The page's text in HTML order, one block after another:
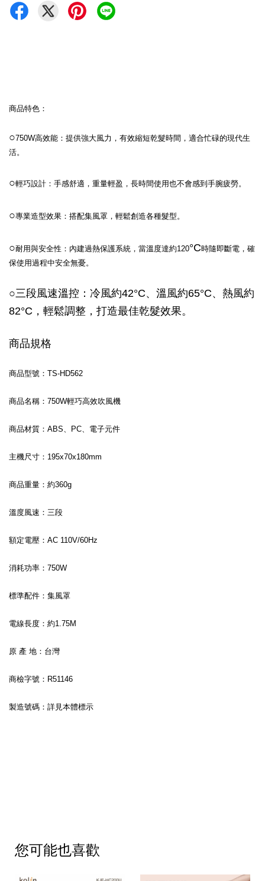
商品特色：
○750W高效能：提供強大風力，有效縮短乾髮時間，適合忙碌的現代生
活。
○輕巧設計：手感舒適，重量輕盈，長時間使用也不會感到手腕疲勞。
○專業造型效果：搭配集風罩，輕鬆創造各種髮型。
○耐用與安全性：內建過熱保護系統，當溫度達約120°C時隨即斷電，確
保使用過程中安全無憂。
○三段風速溫控：冷風約42°C、 溫風約65°C、熱風約
82°C ，輕鬆調整，打造最佳乾髮效果。
商品規格
商品型號：TS-HD562
商品名稱：750W輕巧高效吹風機
商品材質：ABS、PC、電子元件
主機尺寸：195x70x180mm
商品重量：約360g
溫度風速：三段
額定電壓：AC 110V/60Hz
消耗功率：750W
標準配件：集風罩
電線長度：約1.75M
原 產 地：台灣
商檢字號：R51146
製造號碼：詳見本體標示
您可能也喜歡